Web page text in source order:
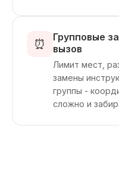
⏰
Групповые
вызов
Лимит мест,
замены
группы -
сложно и